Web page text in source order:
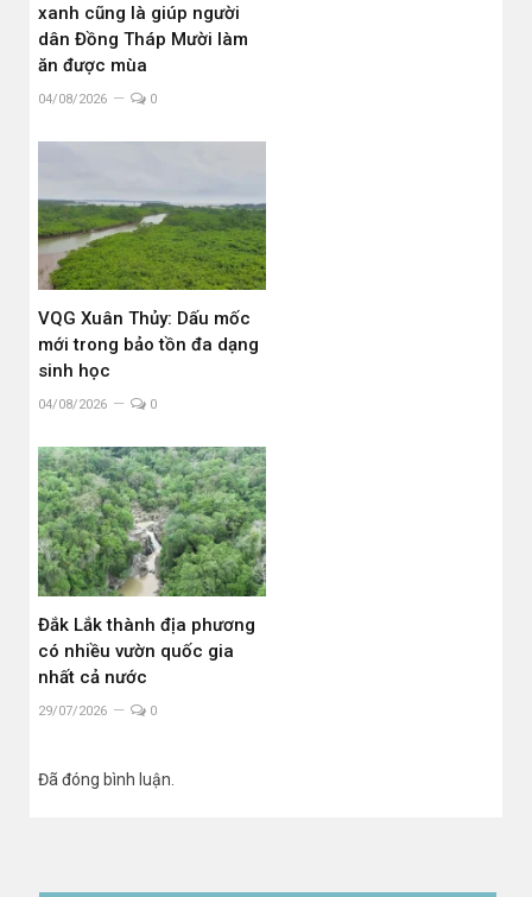
xanh cũng là giúp người
dân Đồng Tháp Mười làm
ăn được mùa
04/08/2026 0
VQG Xuân Thủy: Dấu mốc
mới trong bảo tồn đa dạng
sinh học
04/08/2026 0
Đắk Lắk thành địa phương
có nhiều vườn quốc gia
nhất cả nước
29/07/2026 0
Đã đóng bình luận.